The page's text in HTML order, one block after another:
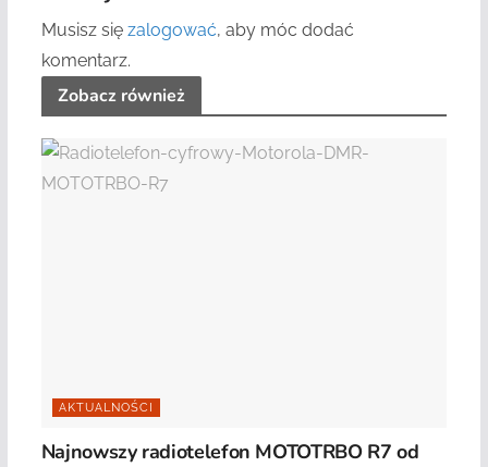
Musisz się zalogować, aby móc dodać
komentarz.
Zobacz również
AKTUALNOŚCI
Najnowszy radiotelefon MOTOTRBO R7 od